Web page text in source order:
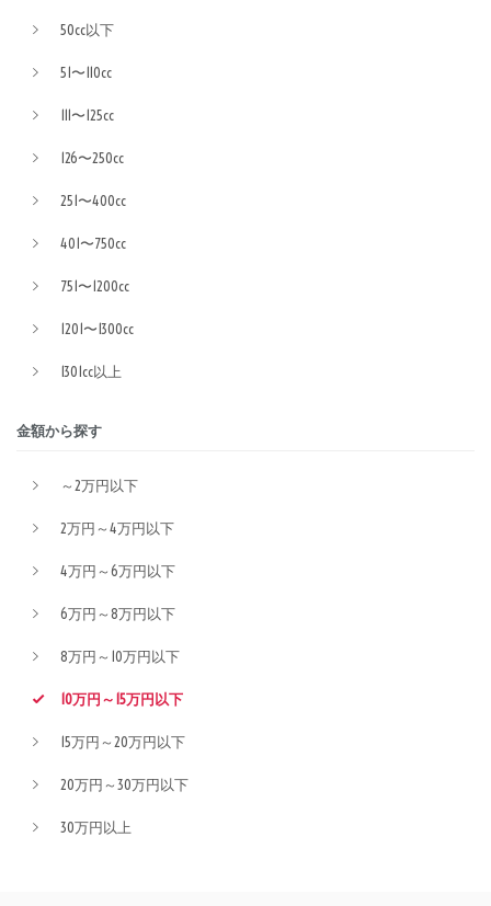
50cc以下
51〜110cc
111〜125cc
126〜250cc
251〜400cc
401〜750cc
751〜1200cc
1201〜1300cc
1301cc以上
金額から探す
～2万円以下
2万円～4万円以下
4万円～6万円以下
6万円～8万円以下
8万円～10万円以下
10万円～15万円以下
15万円～20万円以下
20万円～30万円以下
30万円以上